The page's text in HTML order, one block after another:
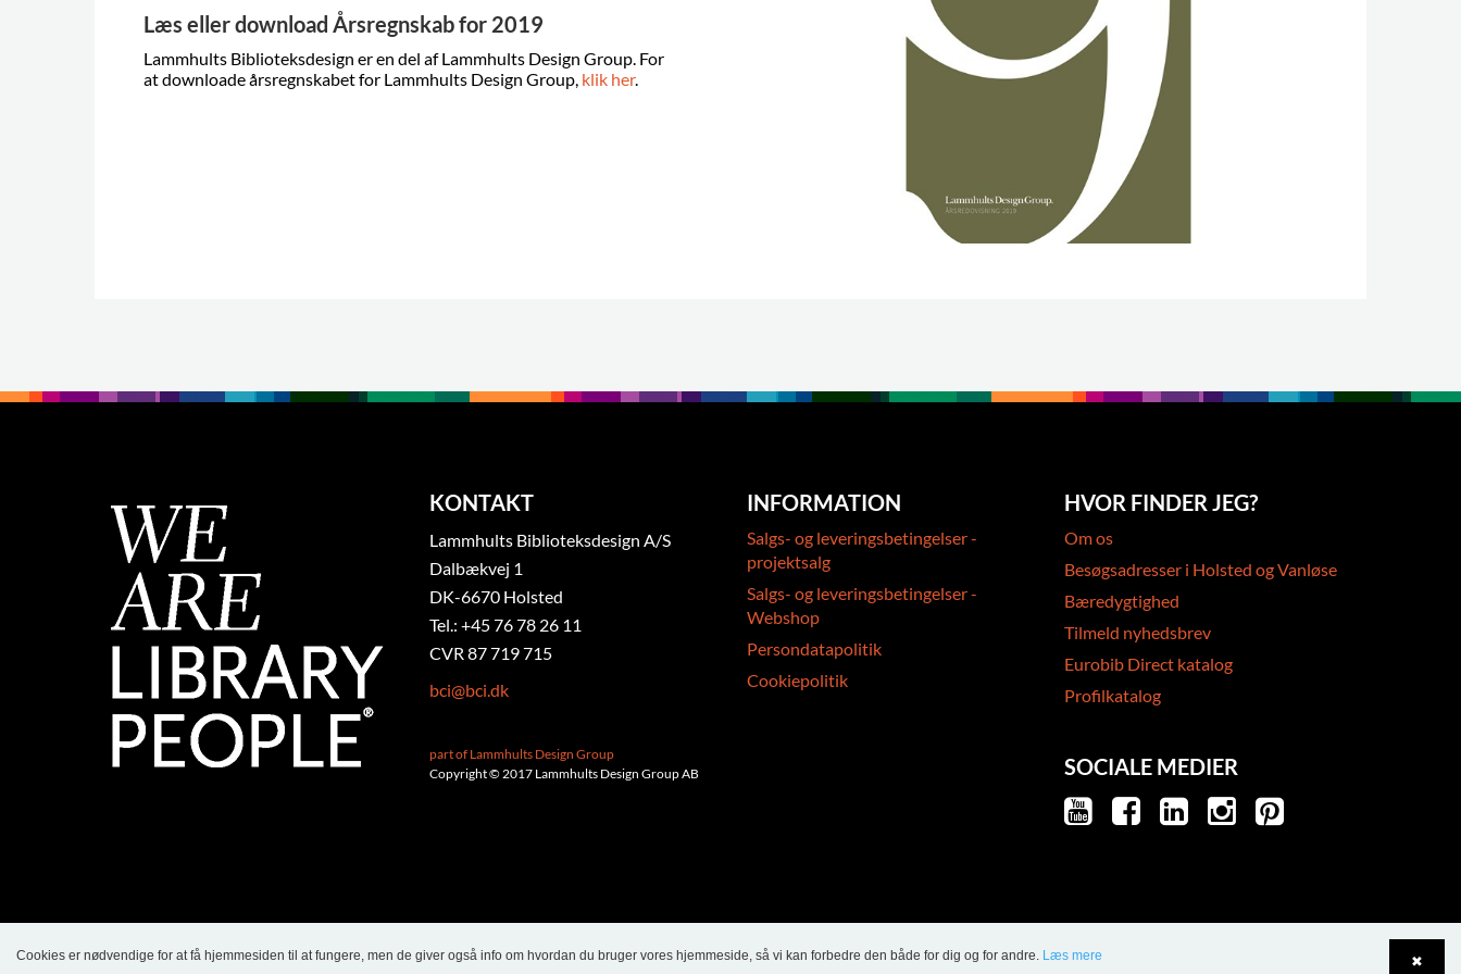
Læs eller download Årsregnskab for 2019
Lammhults Biblioteksdesign er en del af Lammhults Design Group. For
at downloade årsregnskabet for Lammhults Design Group, klik her.
KONTAKT
Lammhults Biblioteksdesign A/S
Dalbækvej 1
DK-6670 Holsted
Tel.: +45 76 78 26 11
CVR 87 719 715
bci@bci.dk
part of Lammhults Design Group
Copyright © 2017 Lammhults Design Group AB
INFORMATION
Salgs- og leveringsbetingelser -
projektsalg
Salgs- og leveringsbetingelser -
Webshop
Persondatapolitik
Cookiepolitik
HVOR FINDER JEG?
Om os
Besøgsadresser i Holsted og Vanløse
Bæredygtighed
Tilmeld nyhedsbrev
Eurobib Direct katalog
Profilkatalog
SOCIALE MEDIER
✖
Cookies er nødvendige for at få hjemmesiden til at fungere, men de giver også info om hvordan du bruger vores hjemmeside, så vi kan forbedre den både for dig og for andre. Læs mere